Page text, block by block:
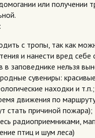
или получении
с тропы, так как
и нанести вред себе
в заповеднике нельзя
сувениры:
находки и т.п.;
движения по
стать причиной пожара);
радиоприемниками,
птиц и шум леса)